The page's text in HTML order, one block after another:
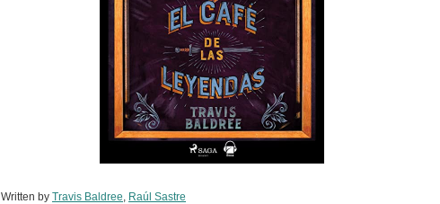
Written by Travis Baldree, Raúl Sastre